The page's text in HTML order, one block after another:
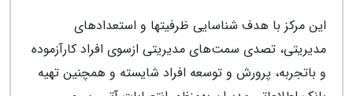
این مرکز با هدف شناسایی ظرفیت‎ها و استعدادهای
مدیریتی، تصدی سمت‌های مدیریتی ازسوی افراد کارآزموده
و باتجربه، پرورش و توسعه افراد شایسته و همچنین تهیه